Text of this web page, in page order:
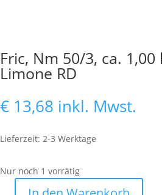
Fric, Nm 50/3, ca.
Limone RD
€ 13,68 inkl. Mwst.
Lieferzeit: 2-3 Werktage
Nur noch 1 vorrätig